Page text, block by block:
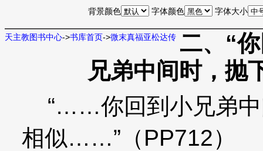
背景颜色 字体颜色 字体大小
天主教图书中心->书库首页->微末真福亚松达传 二、“
兄弟中间时，抛
“……你回到小兄弟中
相似……”（PP712）